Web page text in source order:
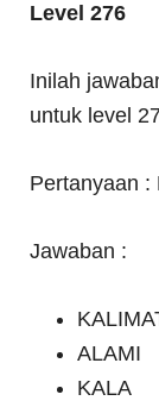
Level 276
Inilah
untuk level
Pertanyaan :
Jawaban :
ALAMI
KALA